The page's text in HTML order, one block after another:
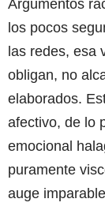
Argumentos
los pocos
las redes, esa
obligan, no
elaborados.
afectivo, de lo
emocional
puramente
auge